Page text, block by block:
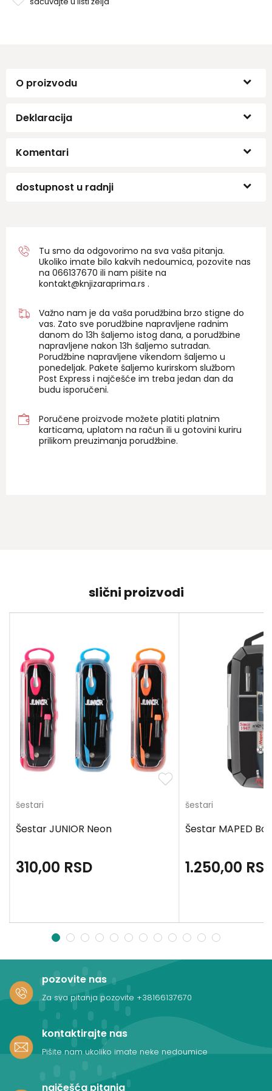
O proizvodu
Deklaracija
Komentari
dostupnost u radnji
Tu smo da odgovorimo na sva vaša pitanja.
Ukoliko imate bilo kakvih nedoumica, pozovite nas
na 066137670 ili nam pišite na
kontakt@knjizaraprima.rs .
Važno nam je da vaša porudžbina brzo stigne do
vas. Zato sve porudžbine napravljene radnim
danom do 13h šaljemo istog dana, a porudžbine
napravljene nakon 13h šaljemo sutradan.
Porudžbine napravljene vikendom šaljemo u
ponedeljak. Pakete šaljemo kurirskom službom
Post Express i najčešće im treba jedan dan da
budu isporučeni.
Poručene proizvode možete platiti platnim
karticama, uplatom na račun ili u gotovini kuriru
prilikom preuzimanja porudžbine.
slični proizvodi
šestari
Šestar JUNIOR Neon
310,00 RSD
šestari
Šestar MAPED
1.250,00
1 2 3 4 5 6 7 8 9 10 11 12
pozovite nas
Za sva pitanja pozovite +38166137670
kontaktirajte nas
Pišite nam ukoliko imate neke nedoumice
najčešća pitanja